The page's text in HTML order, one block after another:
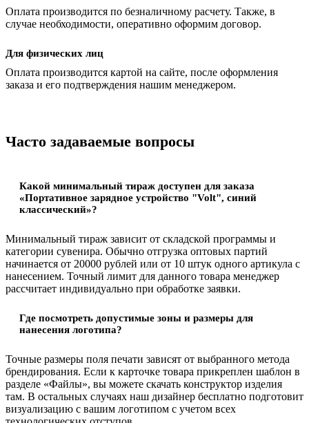
Оплата производится по безналичному расчету. Также, в
случае необходимости, оперативно оформим договор.
Для физических лиц
Оплата производится картой на сайте, после оформления
заказа и его подтверждения нашим менеджером.
Часто задаваемые вопросы
Какой минимальный тираж доступен для заказа
«Портативное зарядное устройство "Volt", синий
классический»?
Минимальный тираж зависит от складской программы и
категории сувенира. Обычно отгрузка оптовых партий
начинается от 20000 рублей или от 10 штук одного артикула с
нанесением. Точный лимит для данного товара менеджер
рассчитает индивидуально при обработке заявки.
Где посмотреть допустимые зоны и размеры для
нанесения логотипа?
Точные размеры поля печати зависят от выбранного метода
брендирования. Если к карточке товара прикреплен шаблон в
разделе «Файлы», вы можете скачать конструктор изделия
там. В остальных случаях наш дизайнер бесплатно подготовит
визуализацию с вашим логотипом с учетом всех